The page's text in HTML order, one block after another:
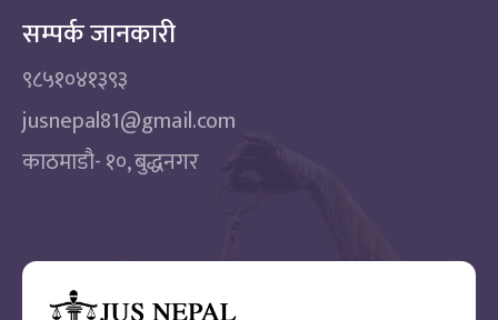
सम्पर्क जानकारी
९८५१०४१३९३
jusnepal81@gmail.com
काठमाडाै‌- १०, बुद्धनगर